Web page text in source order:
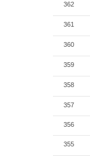
362
361
360
359
358
357
356
355